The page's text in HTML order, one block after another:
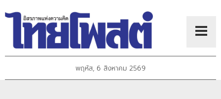
พฤหัส, 6 สิงหาคม 2569